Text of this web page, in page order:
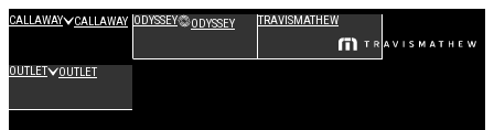
CALLAWAY CALLAWAY ODYSSEY ODYSSEY TRAVISMATHEW
OUTLET OUTLET